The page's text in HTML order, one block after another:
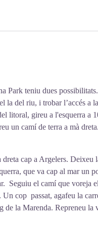
Park teniu dues
la del riu, i trobar l’accés a
litoral, gireu a l'esquerra a
un camí de terra a mà
cap a Argelers. Deixeu
que va cap al mar un
Seguiu el camí que voreja
Un cop passat, agafeu la
de la Marenda. Repreneu la